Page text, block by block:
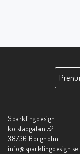
Sparklingdesign
kolstadgatan 52
38736 Borgholm
info@sparklingdesign.se